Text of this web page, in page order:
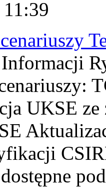
Informacji
UKSE